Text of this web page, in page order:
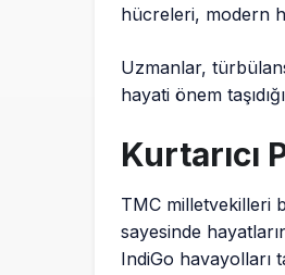
hücreleri, modern
Uzmanlar,
hayati önem
Kurtarıcı
TMC milletvekilleri
sayesinde
IndiGo havayolları